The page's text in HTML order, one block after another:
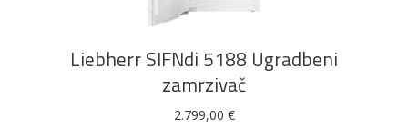
Liebherr SIFNdi 5188 Ugradbeni
zamrzivač
2.799,00 €